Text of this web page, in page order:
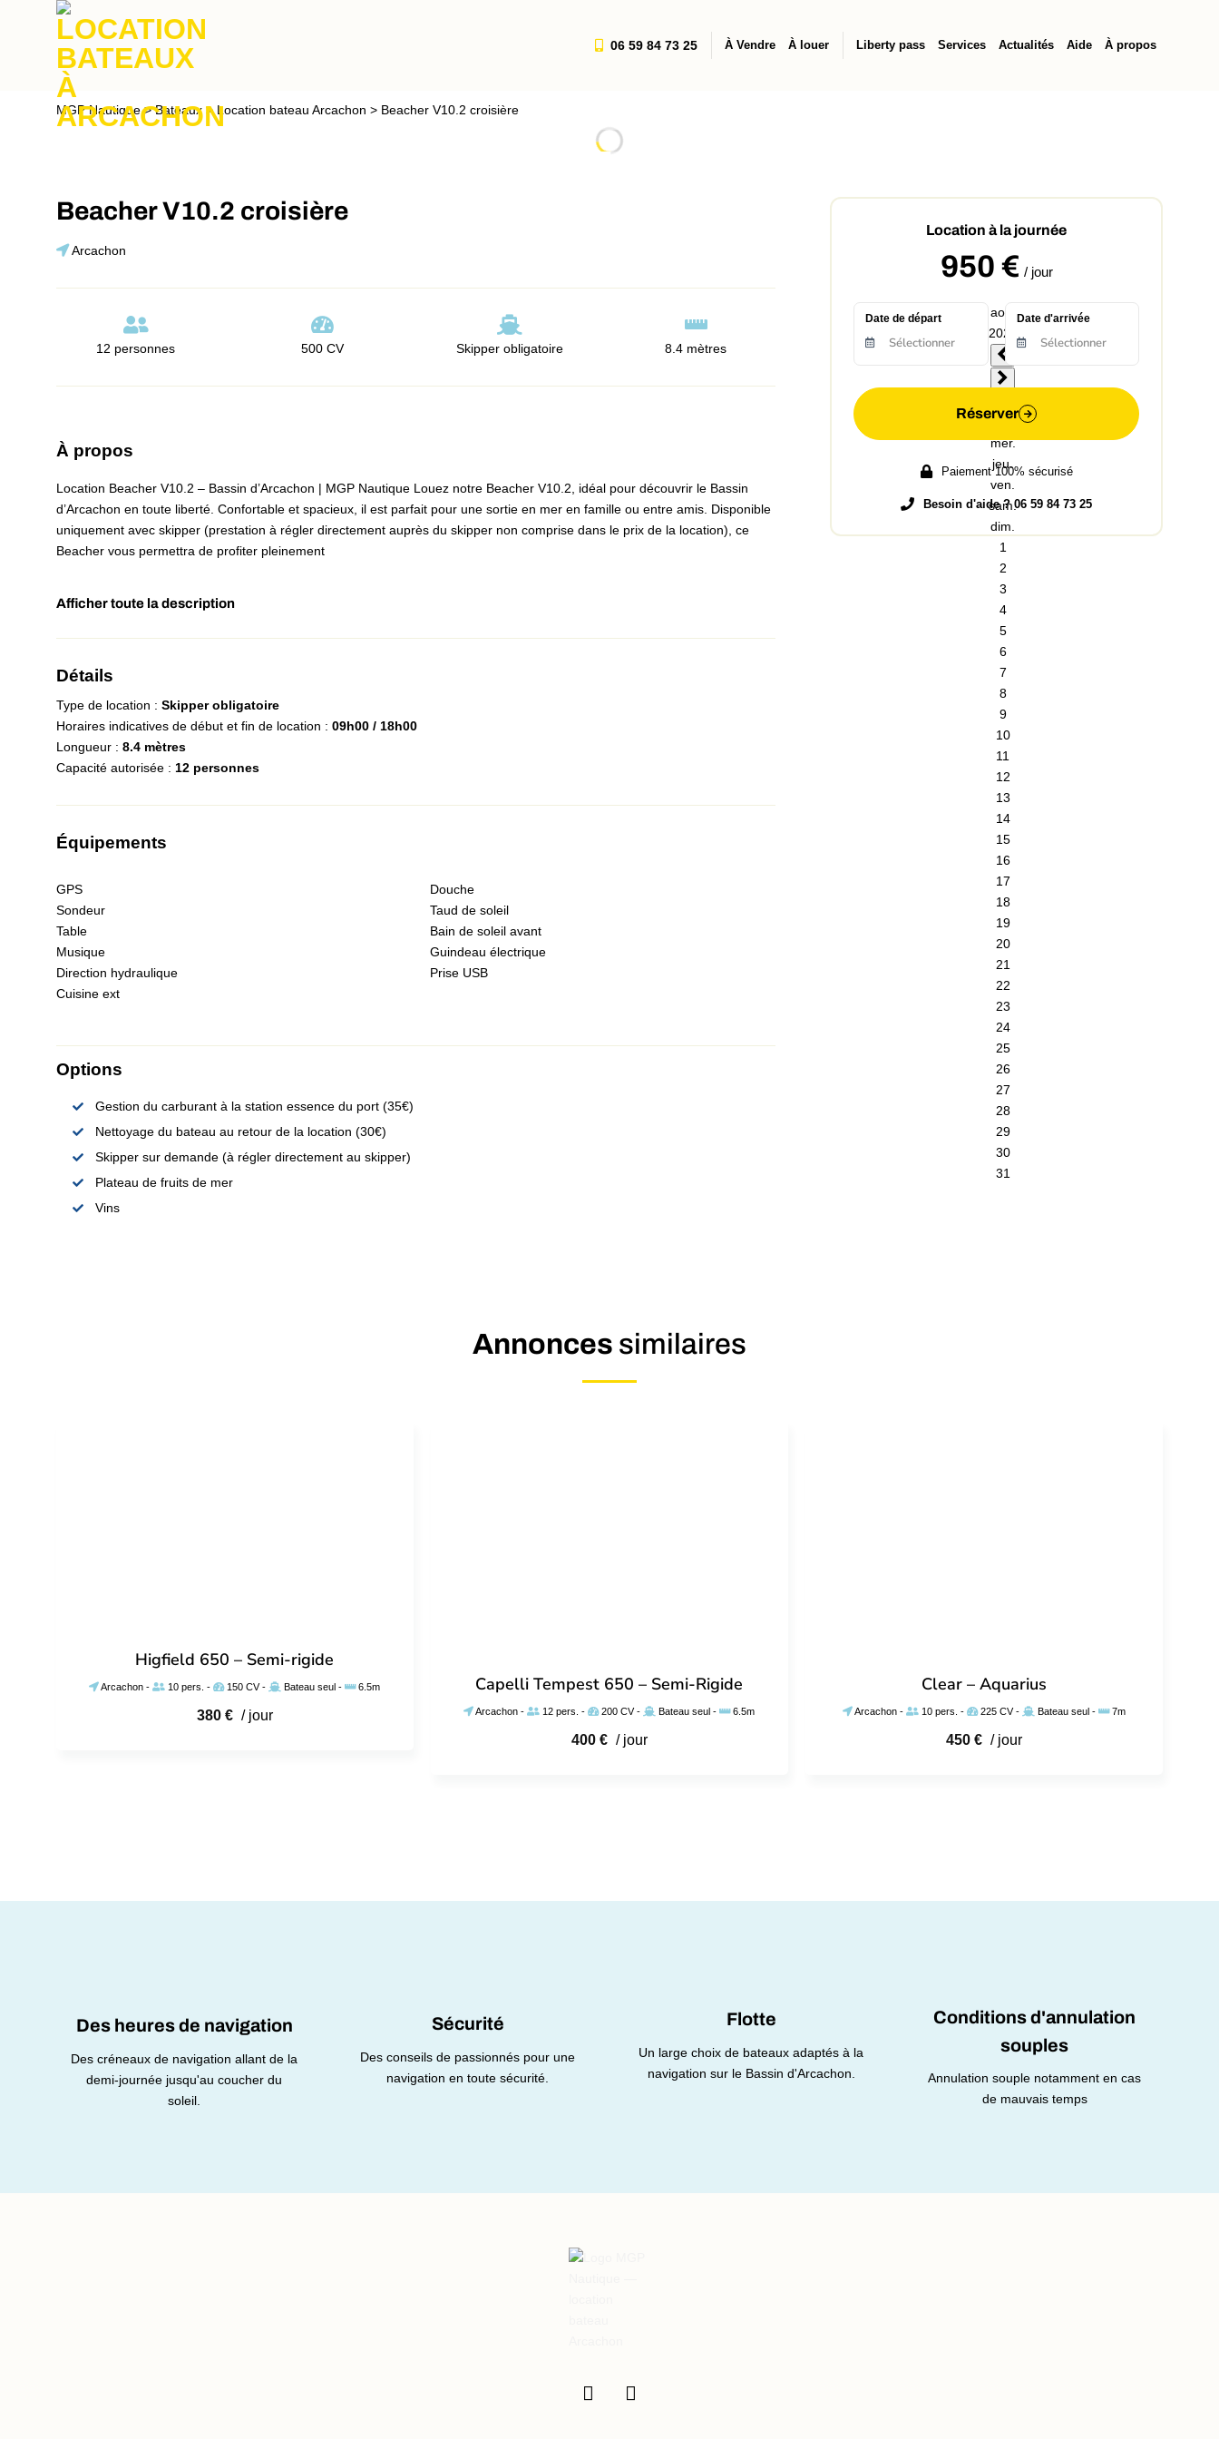
06 59 84 73 25 À Vendre À louer Liberty pass Services Actualités Aide À propos
MGP Nautique>Bateaux>Location bateau Arcachon > Beacher V10.2 croisière
Beacher V10.2 croisière
Arcachon
12 personnes 500 CV Skipper obligatoire 8.4 mètres
À propos
Location Beacher V10.2 – Bassin d’Arcachon | MGP Nautique Louez notre Beacher V10.2, idéal pour découvrir le Bassin
d’Arcachon en toute liberté. Confortable et spacieux, il est parfait pour une sortie en mer en famille ou entre amis. Disponible
uniquement avec skipper (prestation à régler directement auprès du skipper non comprise dans le prix de la location), ce
Beacher vous permettra de profiter pleinement
Afficher toute la description
Détails
Type de location : Skipper obligatoire
Horaires indicatives de début et fin de location : 09h00 / 18h00
Longueur : 8.4 mètres
Capacité autorisée : 12 personnes
Équipements
GPS
Douche
Sondeur
Taud de soleil
Table
Bain de soleil avant
Musique
Guindeau électrique
Direction hydraulique
Prise USB
Cuisine ext
Options
Gestion du carburant à la station essence du port (35€)
Nettoyage du bateau au retour de la location (30€)
Skipper sur demande (à régler directement au skipper)
Plateau de fruits de mer
Vins
Location à la journée
950 € / jour
Date de départ Date d'arrivée
Réserver
Paiement 100% sécurisé
Besoin d'aide ? 06 59 84 73 25
Annonces similaires
Higfield 650 – Semi-rigide
Arcachon - 10 pers. - 150 CV- Bateau seul - 6.5m
380 € / jour
Capelli Tempest 650 – Semi-Rigide
Arcachon - 12 pers. - 200 CV- Bateau seul - 6.5m
400 € / jour
Clear – Aquarius
Arcachon - 10 pers. - 225 CV- Bateau seul - 7m
450€ / jour
Des heures de navigation
Des créneaux de navigation allant de la
demi-journée jusqu'au coucher du
soleil.
Sécurité
Des conseils de passionnés pour une
navigation en toute sécurité.
Flotte
Un large choix de bateaux adaptés à la
navigation sur le Bassin d'Arcachon.
Conditions d'annulation
souples
Annulation souple notamment en cas
de mauvais temps